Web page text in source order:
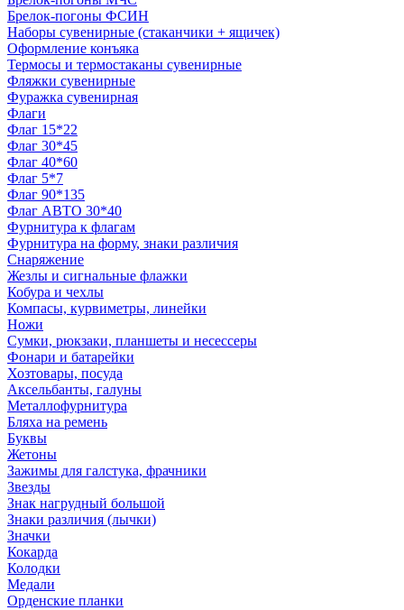
Брелок-погоны ФСИН
Наборы сувенирные (стаканчики + ящичек)
Оформление конъяка
Термосы и термостаканы сувенирные
Фляжки сувенирные
Фуражка сувенирная
Флаги
Флаг 15*22
Флаг 30*45
Флаг 40*60
Флаг 5*7
Флаг 90*135
Флаг АВТО 30*40
Фурнитура к флагам
Фурнитура на форму, знаки различия
Снаряжение
Жезлы и сигнальные флажки
Кобура и чехлы
Компасы, курвиметры, линейки
Ножи
Сумки, рюкзаки, планшеты и несессеры
Фонари и батарейки
Хозтовары, посуда
Аксельбанты, галуны
Металлофурнитура
Бляха на ремень
Буквы
Жетоны
Зажимы для галстука, фрачники
Звезды
Знак нагрудный большой
Знаки различия (лычки)
Значки
Кокарда
Колодки
Медали
Орденские планки